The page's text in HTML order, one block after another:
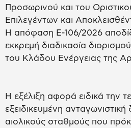
Προσωρινού και του
Επιλεγέντων και
Η απόφαση Ε-106/2026
εκκρεμή διαδικασία
του Κλάδου Ενέργειας της
Η εξέλιξη αφορά ειδικά την
εξειδικευμένη ανταγωνιστική
αιολικούς σταθμούς που